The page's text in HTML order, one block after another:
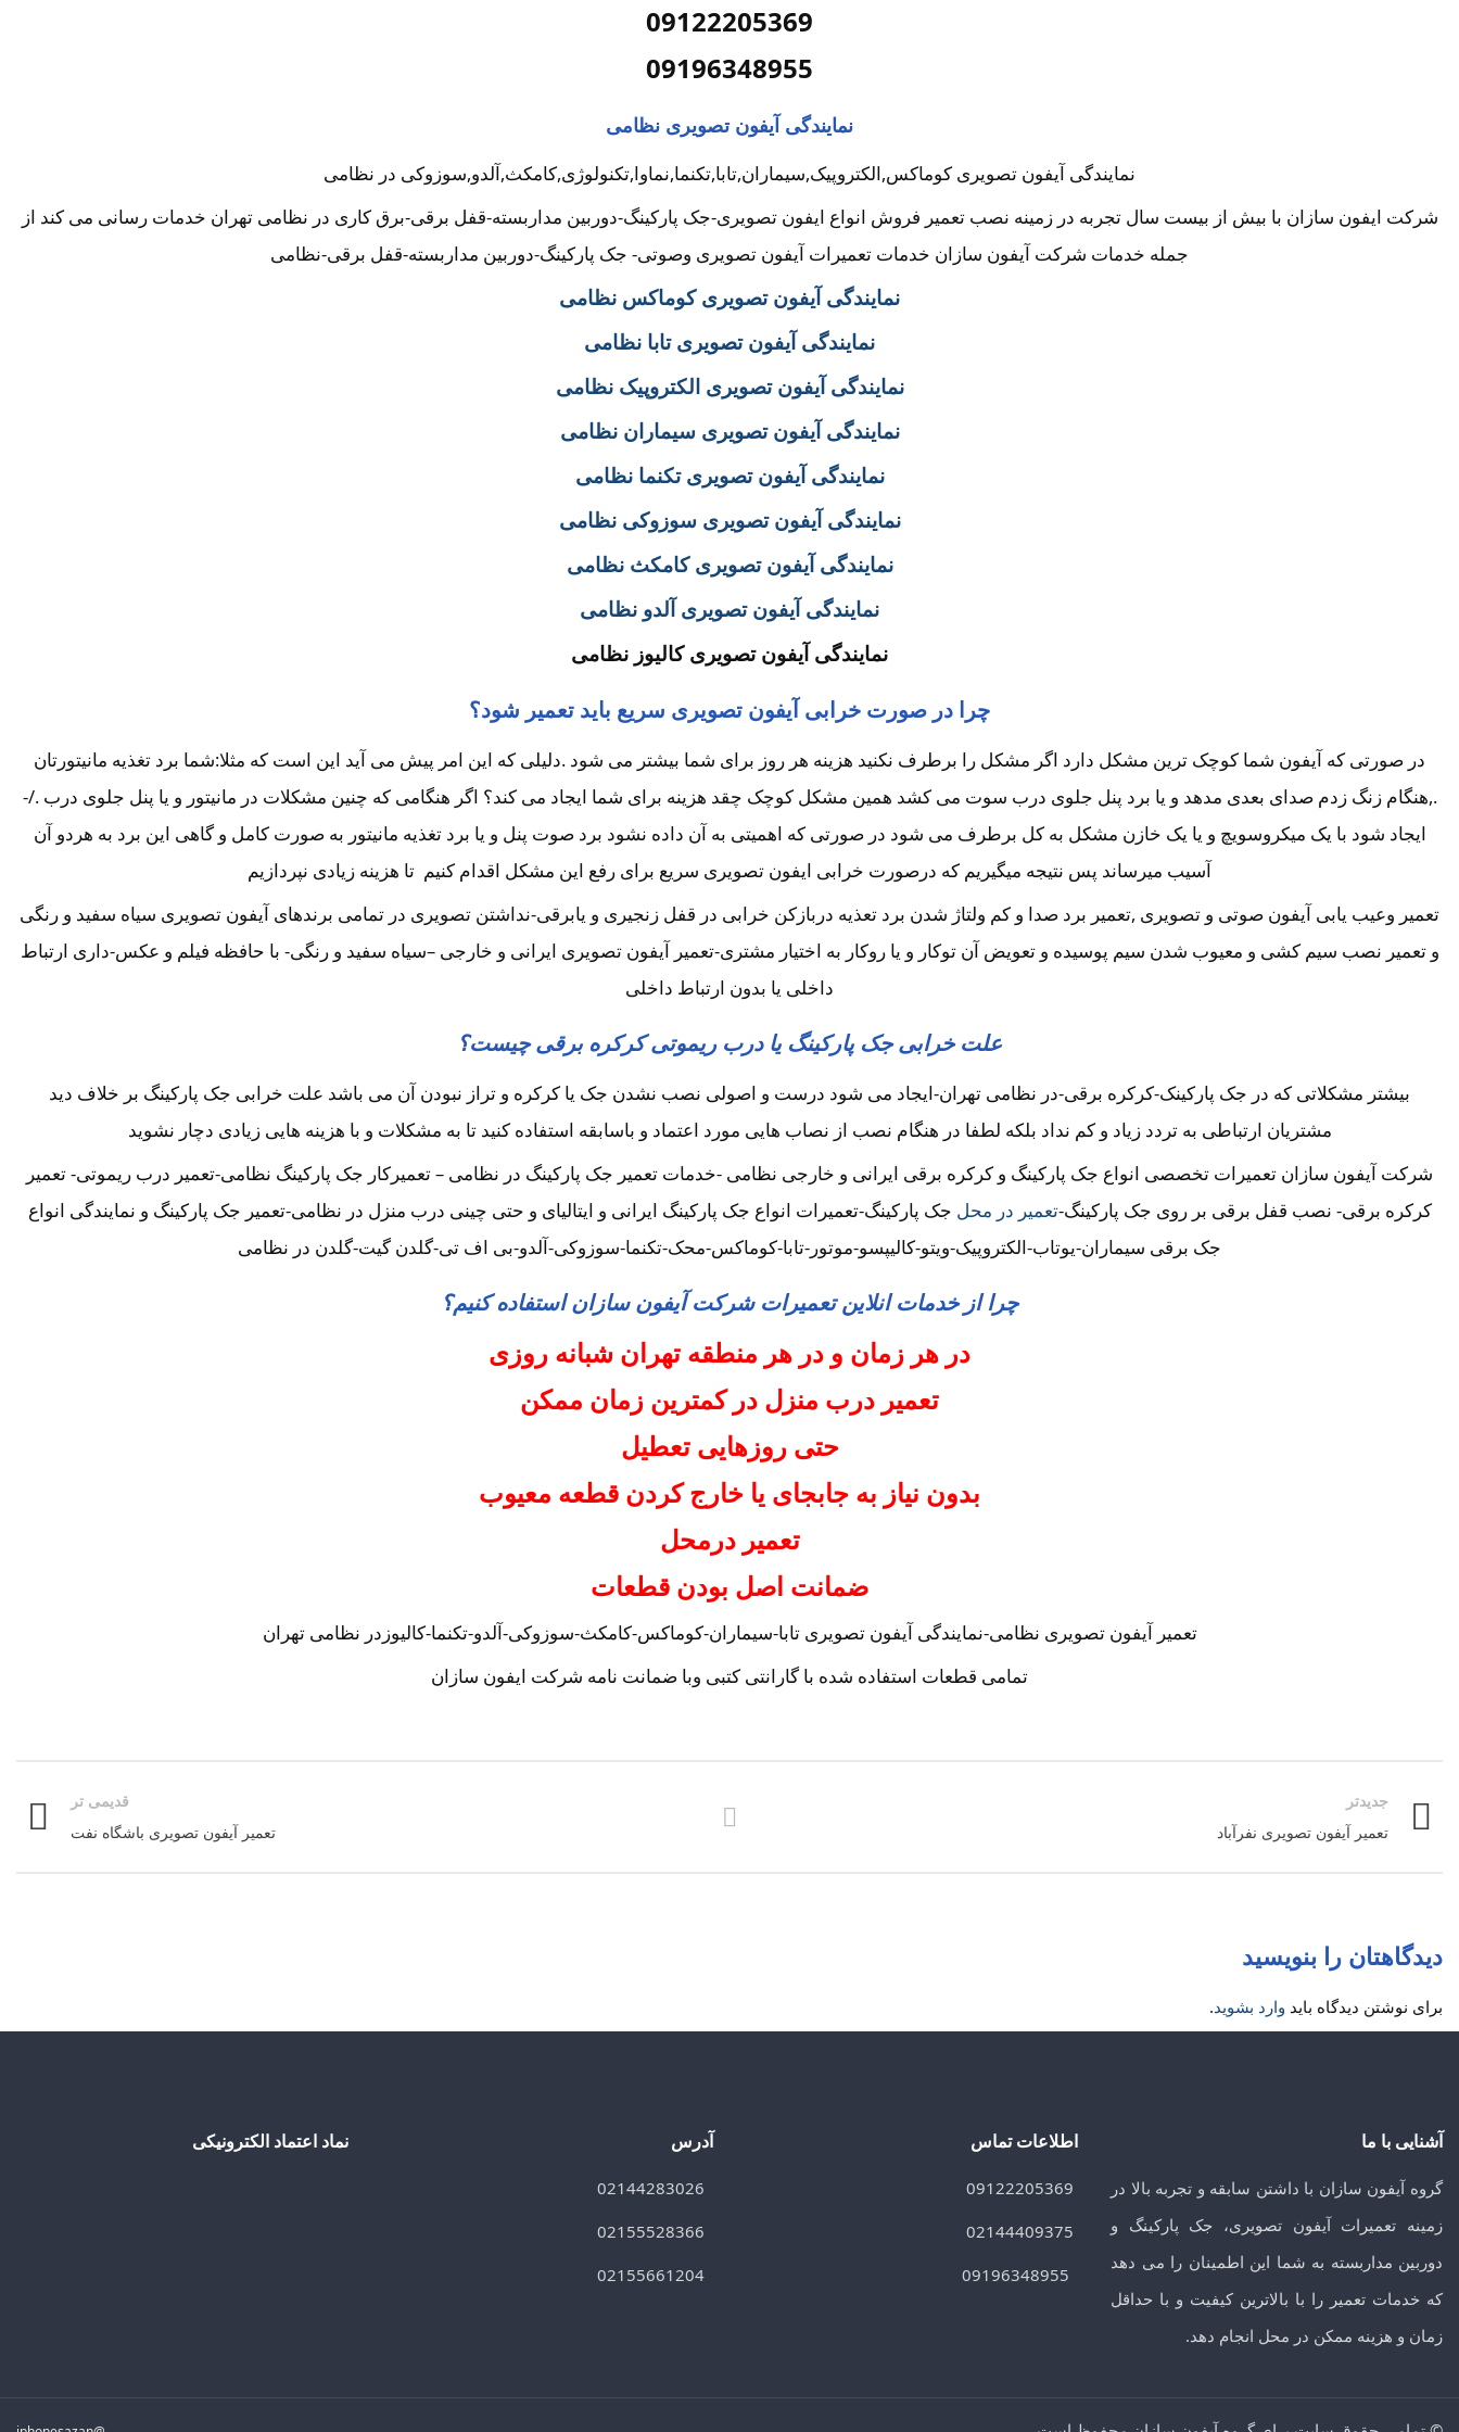
09122205369
09196348955
نمایندگی آیفون تصویری نظامی
نمایندگی آیفون تصویری کوماکس,الکتروپیک,سیماران,تابا,تکنما,نماوا,تکنولوژی,کامکث,آلدو,سوزوکی در نظامی
شرکت ایفون سازان با بیش از بیست سال تجربه در زمینه نصب تعمیر فروش انواع ایفون تصویری-جک پارکینگ-دوربین مداربسته-قفل برقی-برق کاری در نظامی تهران خدمات رسانی می کند از
جمله خدمات شرکت آیفون سازان خدمات تعمیرات آیفون تصویری وصوتی- جک پارکینگ-دوربین مداربسته-قفل برقی-نظامی
نمایندگی آیفون تصویری کوماکس نظامی
نمایندگی آیفون تصویری تابا نظامی
نمایندگی آیفون تصویری الکتروپیک نظامی
نمایندگی آیفون تصویری سیماران نظامی
نمایندگی آیفون تصویری تکنما نظامی
نمایندگی آیفون تصویری سوزوکی نظامی
نمایندگی آیفون تصویری کامکث نظامی
نمایندگی آیفون تصویری آلدو نظامی
نمایندگی آیفون تصویری کالیوز نظامی
چرا در صورت خرابی آیفون تصویری سریع باید تعمیر شود؟
در صورتی که آیفون شما کوچک ترین مشکل دارد اگر مشکل را برطرف نکنید هزینه هر روز برای شما بیشتر می شود .دلیلی که این امر پیش می آید این است که مثلا:شما برد تغذیه مانیتورتان
.,هنگام زنگ زدم صدای بعدی مدهد و یا برد پنل جلوی درب سوت می کشد همین مشکل کوچک چقد هزینه برای شما ایجاد می کند؟ اگر هنگامی که چنین مشکلات در مانیتور و یا پنل جلوی درب ./-
ایجاد شود با یک میکروسویچ و یا یک خازن مشکل به کل برطرف می شود در صورتی که اهمیتی به آن داده نشود برد صوت پنل و یا برد تغذیه مانیتور به صورت کامل و گاهی این برد به هردو آن
آسیب میرساند پس نتیجه میگیریم که درصورت خرابی ایفون تصویری سریع برای رفع این مشکل اقدام کنیم تا هزینه زیادی نپردازیم
تعمیر وعیب یابی آیفون صوتی و تصویری ,تعمیر برد صدا و کم ولتاژ شدن برد تعذیه دربازکن خرابی در قفل زنجیری و یابرقی-نداشتن تصویری در تمامی برندهای آیفون تصویری سیاه سفید و رنگی
و تعمیر نصب سیم کشی و معیوب شدن سیم پوسیده و تعویض آن توکار و یا روکار به اختیار مشتری-تعمیر آیفون تصویری ایرانی و خارجی –سیاه سفید و رنگی- با حافظه فیلم و عکس-داری ارتباط
داخلی یا بدون ارتباط داخلی
علت خرابی جک پارکینگ یا درب ریموتی کرکره برقی چیست؟
بیشتر مشکلاتی که در جک پارکینک-کرکره برقی-در نظامی تهران-ایجاد می شود درست و اصولی نصب نشدن جک یا کرکره و تراز نبودن آن می باشد علت خرابی جک پارکینگ بر خلاف دید
مشتریان ارتباطی به تردد زیاد و کم نداد بلکه لطفا در هنگام نصب از نصاب هایی مورد اعتماد و باسابقه استفاده کنید تا به مشکلات و با هزینه هایی زیادی دچار نشوید
شرکت آیفون سازان تعمیرات تخصصی انواع جک پارکینگ و کرکره برقی ایرانی و خارجی نظامی -خدمات تعمیر جک پارکینگ در نظامی – تعمیرکار جک پارکینگ نظامی-تعمیر درب ریموتی- تعمیر
کرکره برقی- نصب قفل برقی بر روی جک پارکینگ-تعمیر در محل جک پارکینگ-تعمیرات انواع جک پارکینگ ایرانی و ایتالیای و حتی چینی درب منزل در نظامی-تعمیر جک پارکینگ و نمایندگی انواع
جک برقی سیماران-یوتاب-الکتروپیک-ویتو-کالیپسو-موتور-تابا-کوماکس-محک-تکنما-سوزوکی-آلدو-بی اف تی-گلدن گیت-گلدن در نظامی
چرا از خدمات انلاین تعمیرات شرکت آیفون سازان استفاده کنیم؟
در هر زمان و در هر منطقه تهران شبانه روزی
تعمیر درب منزل در کمترین زمان ممکن
حتی روزهایی تعطیل
بدون نیاز به جابجای یا خارج کردن قطعه معیوب
تعمیر درمحل
ضمانت اصل بودن قطعات
تعمیر آیفون تصویری نظامی-نمایندگی آیفون تصویری تابا-سیماران-کوماکس-کامکث-سوزوکی-آلدو-تکنما-کالیوزدر نظامی تهران
تمامی قطعات استفاده شده با گارانتی کتبی وبا ضمانت نامه شرکت ایفون سازان
جدیدتر
تعمیر آیفون تصویری نفرآباد
قدیمی تر
تعمیر آیفون تصویری باشگاه نفت
دیدگاهتان را بنویسید
برای نوشتن دیدگاه باید وارد بشوید.
آشنایی با ما
گروه آیفون سازان با داشتن سابقه و تجربه بالا در
زمینه تعمیرات آیفون تصویری، جک پارکینگ و
دوربین مداربسته به شما این اطمینان را می دهد
که خدمات تعمیر را با بالاترین کیفیت و با حداقل
زمان و هزینه ممکن در محل انجام دهد.
اطلاعات تماس آدرس نماد اعتماد الکترونیکی